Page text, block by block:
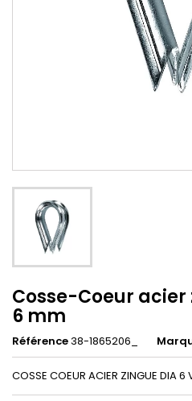
Cosse-Coeur
6 mm
Référence38-1865206_
COSSE COEUR ACIER ZINGUE DIA 6